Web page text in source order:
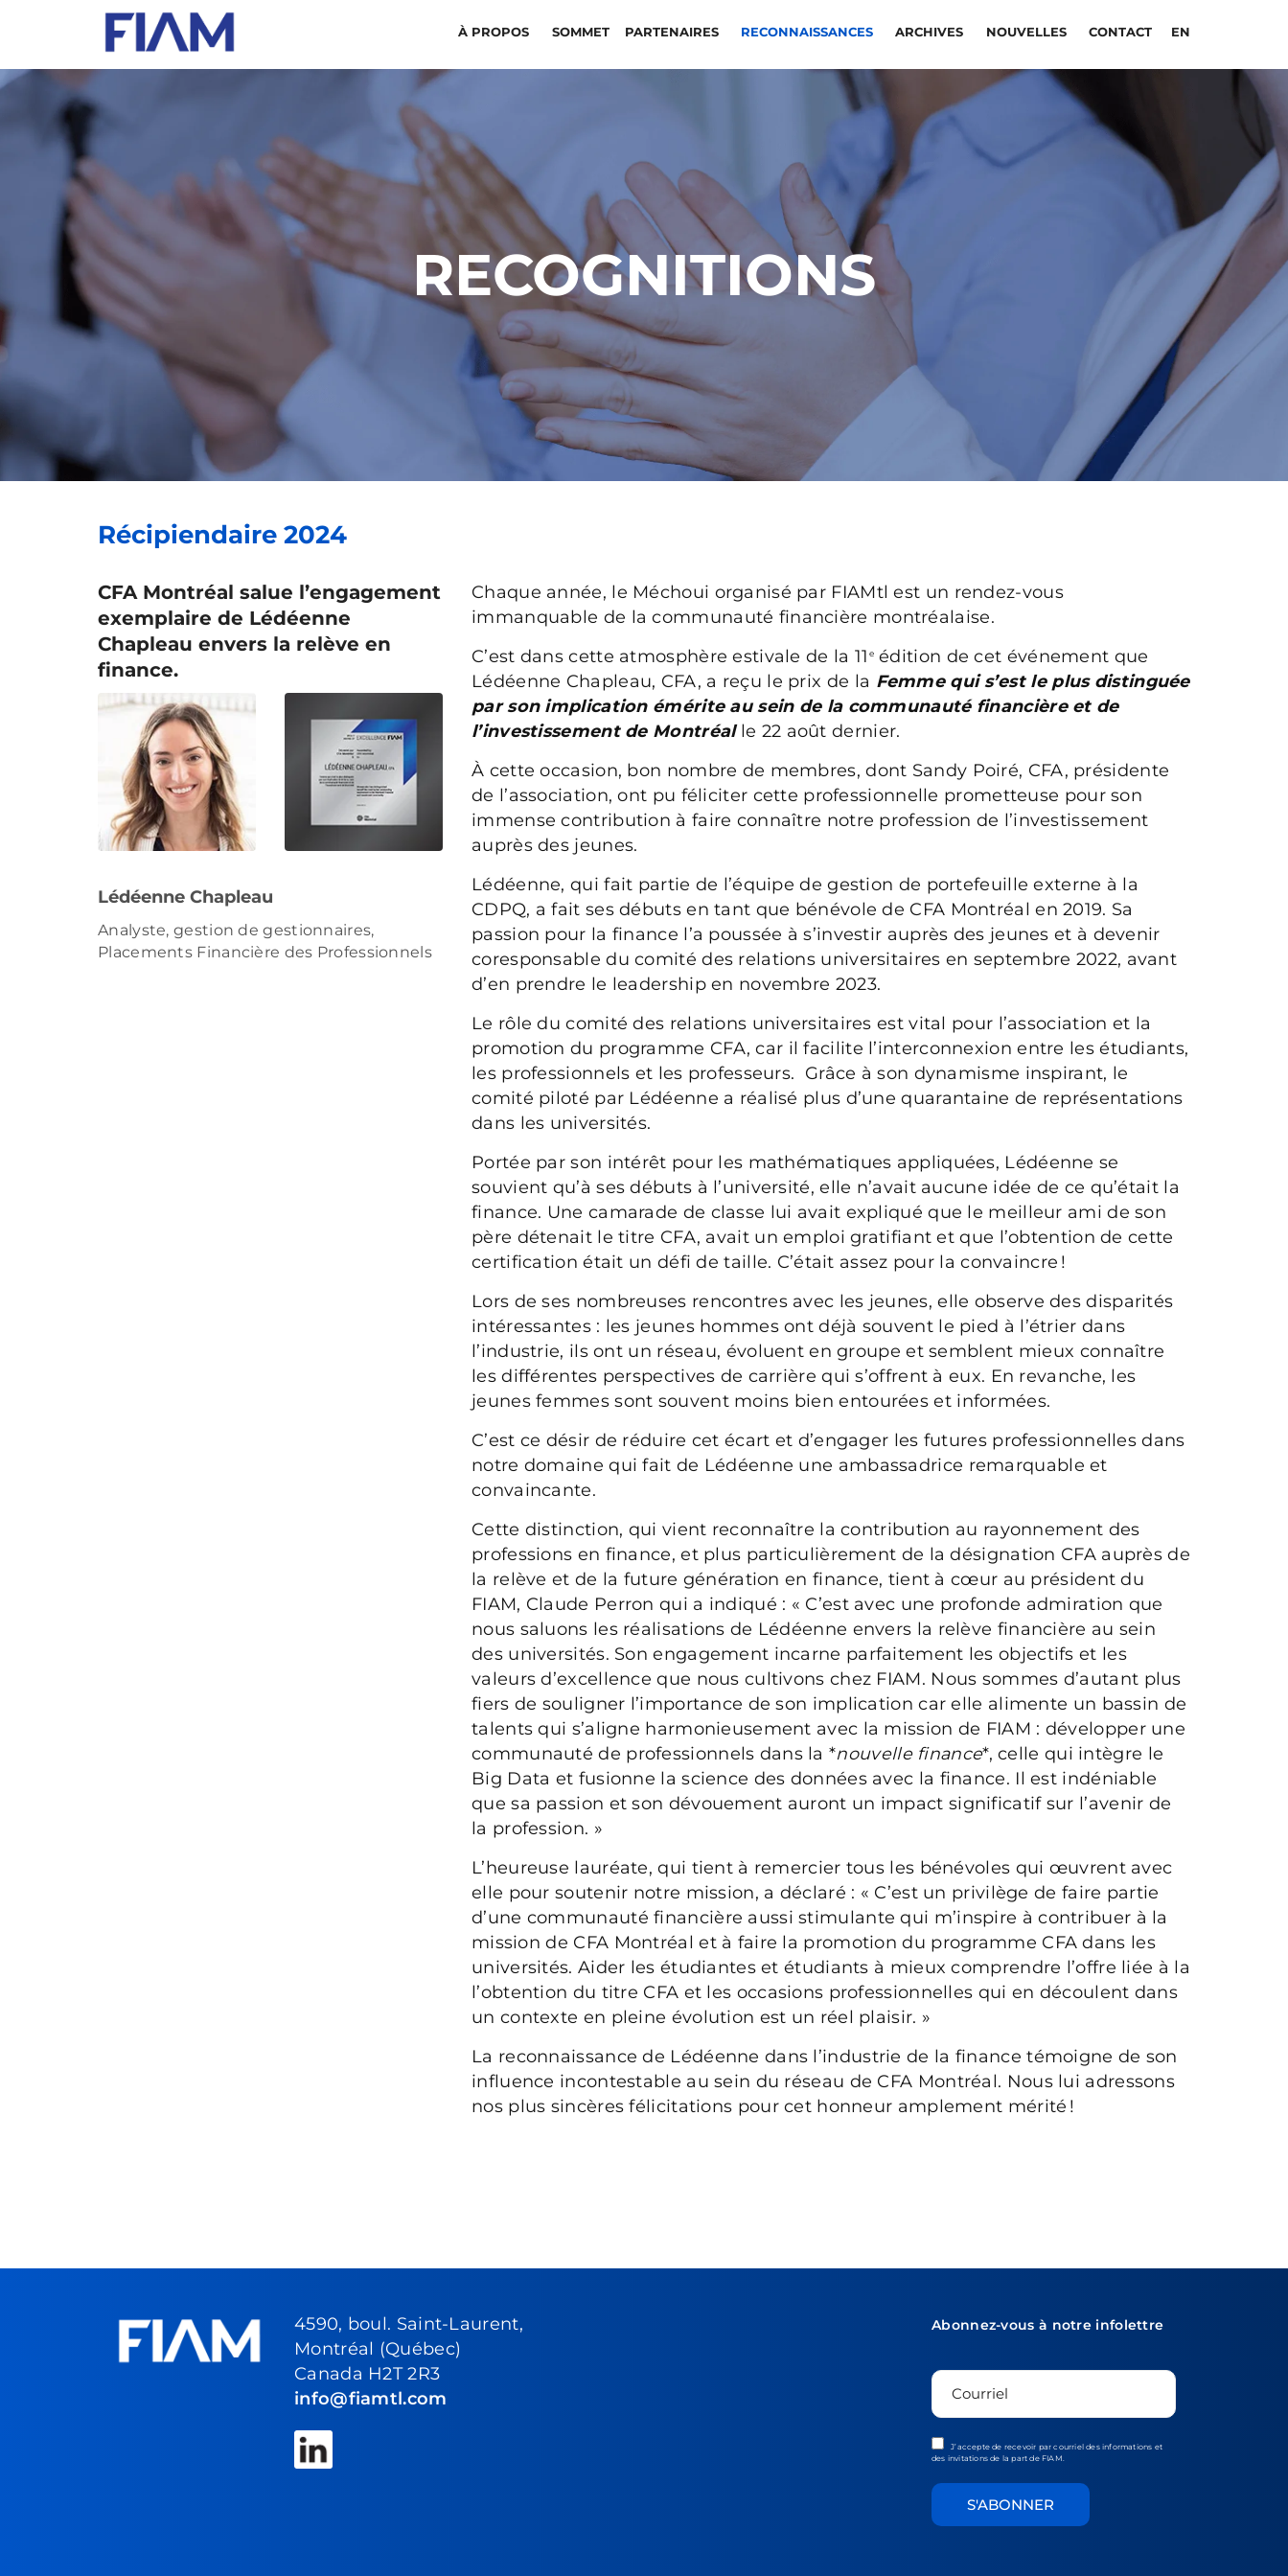
À PROPOS SOMMET PARTENAIRES RECONNAISSANCES ARCHIVES NOUVELLES CONTACT EN
RECOGNITIONS
Récipiendaire 2024
CFA Montréal salue l’engagement
exemplaire de Lédéenne
Chapleau envers la relève en
finance.
Lédéenne Chapleau
Analyste, gestion de gestionnaires,
Placements Financière des Professionnels
Chaque année, le Méchoui organisé par FIAMtl est un rendez-vous
immanquable de la communauté financière montréalaise.
C’est dans cette atmosphère estivale de la 11 eédition de cet événement que
Lédéenne Chapleau, CFA, a reçu le prix de la Femme qui s’est le plus distinguée
par son implication émérite au sein de la communauté financière et de
l’investissement de Montréalle 22 août dernier.
À cette occasion, bon nombre de membres, dont Sandy Poiré, CFA, présidente
de l’association, ont pu féliciter cette professionnelle prometteuse pour son
immense contribution à faire connaître notre profession de l’investissement
auprès des jeunes.
Lédéenne, qui fait partie de l’équipe de gestion de portefeuille externe à la
CDPQ, a fait ses débuts en tant que bénévole de CFA Montréal en 2019. Sa
passion pour la finance l’a poussée à s’investir auprès des jeunes et à devenir
coresponsable du comité des relations universitaires en septembre 2022, avant
d’en prendre le leadership en novembre 2023.
Le rôle du comité des relations universitaires est vital pour l’association et la
promotion du programme CFA, car il facilite l’interconnexion entre les étudiants,
les professionnels et les professeurs. Grâce à son dynamisme inspirant, le
comité piloté par Lédéenne a réalisé plus d’une quarantaine de représentations
dans les universités.
Portée par son intérêt pour les mathématiques appliquées, Lédéenne se
souvient qu’à ses débuts à l’université, elle n’avait aucune idée de ce qu’était la
finance. Une camarade de classe lui avait expliqué que le meilleur ami de son
père détenait le titre CFA, avait un emploi gratifiant et que l’obtention de cette
certification était un défi de taille. C’était assez pour la convaincre !
Lors de ses nombreuses rencontres avec les jeunes, elle observe des disparités
intéressantes : les jeunes hommes ont déjà souvent le pied à l’étrier dans
l’industrie, ils ont un réseau, évoluent en groupe et semblent mieux connaître
les différentes perspectives de carrière qui s’offrent à eux. En revanche, les
jeunes femmes sont souvent moins bien entourées et informées.
C’est ce désir de réduire cet écart et d’engager les futures professionnelles dans
notre domaine qui fait de Lédéenne une ambassadrice remarquable et
convaincante.
Cette distinction, qui vient reconnaître la contribution au rayonnement des
professions en finance, et plus particulièrement de la désignation CFA auprès de
la relève et de la future génération en finance, tient à cœur au président du
FIAM, Claude Perron qui a indiqué : « C’est avec une profonde admiration que
nous saluons les réalisations de Lédéenne envers la relève financière au sein
des universités. Son engagement incarne parfaitement les objectifs et les
valeurs d’excellence que nous cultivons chez FIAM. Nous sommes d’autant plus
fiers de souligner l’importance de son implication car elle alimente un bassin de
talents qui s’aligne harmonieusement avec la mission de FIAM : développer une
communauté de professionnels dans la *nouvelle finance*, celle qui intègre le
Big Data et fusionne la science des données avec la finance. Il est indéniable
que sa passion et son dévouement auront un impact significatif sur l’avenir de
la profession. »
L’heureuse lauréate, qui tient à remercier tous les bénévoles qui œuvrent avec
elle pour soutenir notre mission, a déclaré : « C’est un privilège de faire partie
d’une communauté financière aussi stimulante qui m’inspire à contribuer à la
mission de CFA Montréal et à faire la promotion du programme CFA dans les
universités. Aider les étudiantes et étudiants à mieux comprendre l’offre liée à la
l’obtention du titre CFA et les occasions professionnelles qui en découlent dans
un contexte en pleine évolution est un réel plaisir. »
La reconnaissance de Lédéenne dans l’industrie de la finance témoigne de son
influence incontestable au sein du réseau de CFA Montréal. Nous lui adressons
nos plus sincères félicitations pour cet honneur amplement mérité !
4590, boul. Saint-Laurent,
Montréal (Québec)
Canada H2T 2R3
info@fiamtl.com
Abonnez-vous à notre infolettre
J’accepte de recevoir par courriel des informations et
des invitations de la part de FIAM.